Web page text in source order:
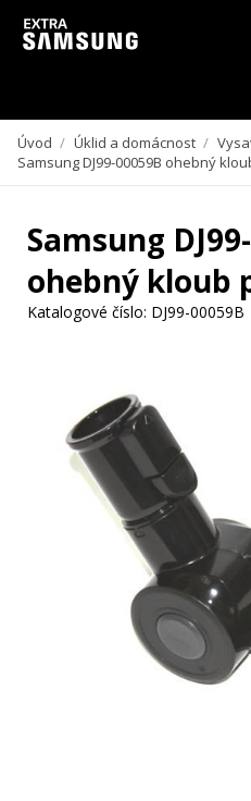
Vzhledem k aktuální situaci se
zpozdit.
Úvod / Úklid a domácnost /
Samsung DJ99-00059B ohebný
Samsung
ohebný kloub
Katalogové číslo: DJ99-00059B